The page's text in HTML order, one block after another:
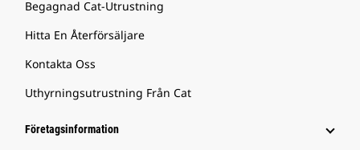
Begagnad Cat-Utrustning
Hitta En Återförsäljare
Kontakta Oss
Uthyrningsutrustning Från Cat
Företagsinformation